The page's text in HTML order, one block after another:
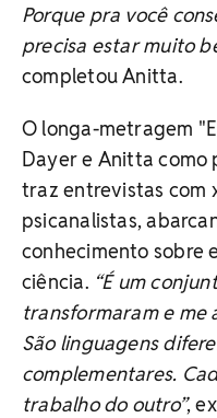
Porque pra você
precisa estar muito
completou Anitta.
O longa-metragem
Dayer e Anitta
traz entrevistas com
psicanalistas,
conhecimento sobre
ciência. “É um
transformaram e me
São linguagens
complementares.
trabalho do outro”,